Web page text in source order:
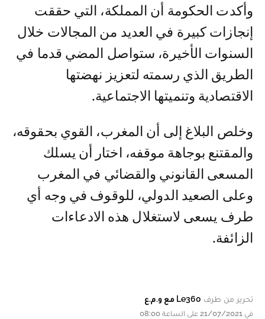
وأكدت الحكومة أن المملكة، التي حققت
إنجازات كبيرة في العديد من المجالات خلال
السنوات الأخيرة، ستواصل المضي قدما في
الطريق الذي رسمته لتعزيز نهضتها
الاقتصادية وتنميتها الاجتماعية.
وخلص البلاغ إلى أن المغرب، القوي بحقوقه،
والمقتنع بوجاهة موقفه، اختار أن يسلك
المسعى القانوني والقضائي في المغرب
وعلى الصعيد الدولي، للوقوف في وجه أي
طرف يسعى لاستغلال هذه الادعاءات
الزائفة.
تحرير من طرف Le360 مع و.م.ع
في 21/07/2021 على الساعة 08:00